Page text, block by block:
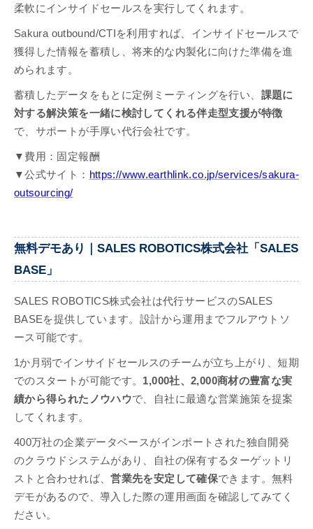
柔軟にインサイドセールスを実行してくれます。
Sakura outbound/CTIを利用すれば、インサイドセールスで
獲得した情報を蓄積し、将来的な内製化に向けた準備を進
められます。
蓄積したデータをもとに定例ミーティングを行い、 課題に
対する解決策を一緒に検討してくれる伴走型支援が特徴
で、サポートが手厚い代行会社です。
▼費用：固定報酬
▼公式サイト： https://www.earthlink.co.jp/services/sakura-
outsourcing/
無料デモあり｜SALES ROBOTICS株式会社「SALES
BASE」
SALES ROBOTICS株式会社は代行サービスのSALES
BASEを提供しています。設計から運用までフルアウトソ
ース可能です。
1か月弱でインサイドセールスのチームが立ち上がり、短期
でのスタートが可能です。 1,000社、2,000商材の豊富な実
績から得られたノウハウで、自社に最適な営業施策を提案
してくれます。
400万社の企業データベースがインポートされた独自開発
のクラウドシステムがあり、自社の保有するターゲットリ
ストと合わせれば、営業先を安定して確保できます。無料
デモがあるので、導入した際の運用画面を確認してみてく
ださい。